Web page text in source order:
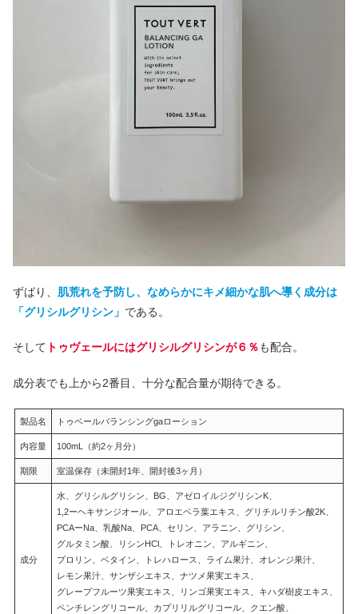
ずばり、 肌荒れを予防し、なめらかにキメ細かな肌へ導く成分は
「グリシルグリシン」 である。
そして トゥヴェールにはグリシルグリシンが６％も配合。
成分表でも上から2番目、十分な配合量が期待できる。
製品名 トゥベールバランシングgaローション
内容量 100mL（約2ヶ月分）
期限 室温保存（未開封1年、開封後3ヶ月）
成分
水、グリシルグリシン、BG、アゼロイルジグリシンK、
1,2ーヘキサンジオール、アロエベラ葉エキス、グリチルリチン酸2K、
PCAーNa、乳酸Na、PCA、セリン、アラニン、グリシン、
グルタミン酸、リシンHCl、トレオニン、アルギニン、
プロリン、ベタイン、トレハロース、ライム果汁、オレンジ果汁、
レモン果汁、サンザシエキス、ナツメ果実エキス、
グレープフルーツ果実エキス、リンゴ果実エキス、キハダ樹皮エキス、
ペンチレングリコール、カプリリルグリコール、クエン酸、